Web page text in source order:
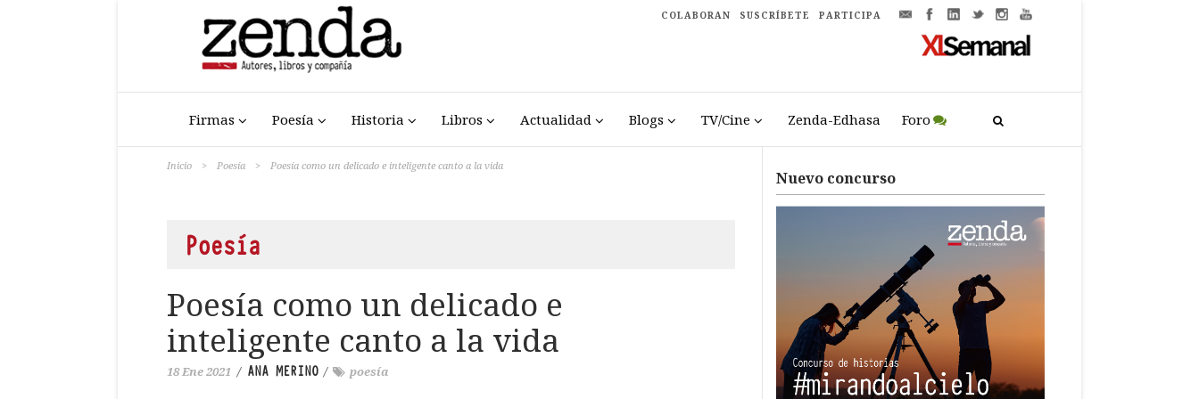
COLABORAN SUSCRÍBETE PARTICIPA
Firmas Poesía Historia Libros Actualidad Blogs TV/Cine Zenda-Edhasa Foro
Inicio > Poesía > Poesía como un delicado e inteligente canto a la vida
Poesía
Poesía como un delicado e
inteligente canto a la vida
18 Ene 2021 / ANA MERINO / poesía
Nuevo concurso